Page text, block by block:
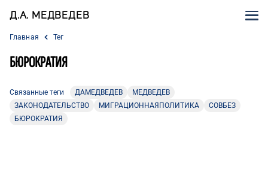
Д.А. МЕДВЕДЕВ
Главная Тег
БЮРОКРАТИЯ
Связанные теги ДАМЕДВЕДЕВ
МЕДВЕДЕВ
ЗАКОНОДАТЕЛЬСТВО
МИГРАЦИОННАЯПОЛИТИКА
СОВБЕЗ
БЮРОКРАТИЯ